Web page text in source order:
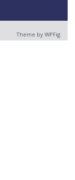
Theme by WPFig